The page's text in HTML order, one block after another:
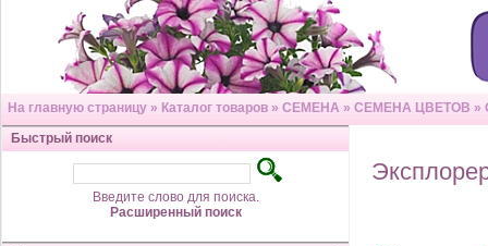
На главную страницу » Каталог товаров » СЕМЕНА » СЕМЕНА ЦВЕТОВ »
Быстрый поиск
Введите слово для поиска.
Расширенный поиск